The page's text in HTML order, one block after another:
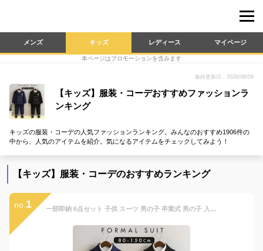
メンズ キッズ レディース マイページ
本ページはプロモーションを含みます
最終更新日：2026/08/09
【キッズ】服装・コーデおすすめファッションラ
ンキング
キッズの服装・コーデの人気ファッションランキング。みんなのおすすめ1906件の
中から、人気のアイテムを紹介。気になるアイテムをチェックしてみよう！
【キッズ】服装・コーデのおすすめランキング
no. 1 一部即納 6点セット 子供 スーツ 男の子 卒業式 男の子 入学式 フォーマル 卒園式 キッズスーツ 七五三 子供服 長袖 スーツ一式 フォーマルウェア セットアップ シャツ付き 卒園 入園 大きいサイズ 小学生 タキシード 結婚式 発表会 演奏会 ジュニア